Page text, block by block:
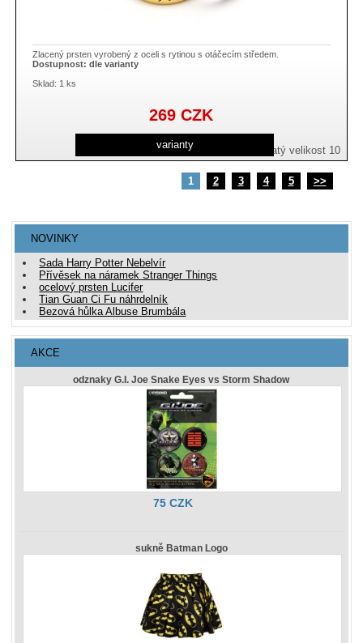
Zlacený prsten vyrobený z oceli s rytinou s otáčecím středem.
Dostupnost:dle varianty
Sklad: 1 ks
varianty zlatý velikost 10
269CZK
1 2 3 4 5 >>
NOVINKY
Sada Harry Potter Nebelvír
Přívěsek na náramek Stranger Things
ocelový prsten Lucifer
Tian Guan Ci Fu náhrdelník
Bezová hůlka Albuse Brumbála
AKCE
odznaky G.I. Joe Snake Eyes vs Storm Shadow
75 CZK
sukně Batman Logo